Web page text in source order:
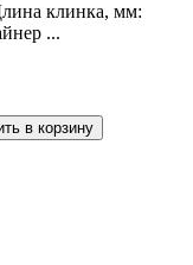
клинка, мм:
...